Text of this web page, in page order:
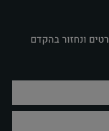
ונחזור בהקדם